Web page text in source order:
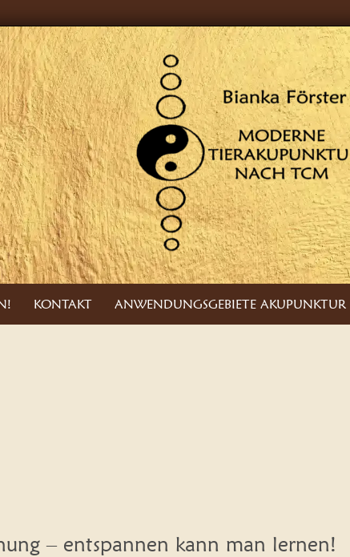
KONTAKT ANWENDUNGSGEBIETE AKUPUNKTUR
– entspannen kann man lernen!